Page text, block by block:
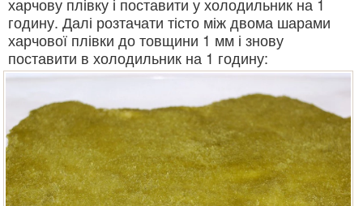
харчову плівку і поставити у холодильник на 1
годину. Далі розтачати тісто між двома шарами
харчової плівки до товщини 1 мм і знову
поставити в холодильник на 1 годину: